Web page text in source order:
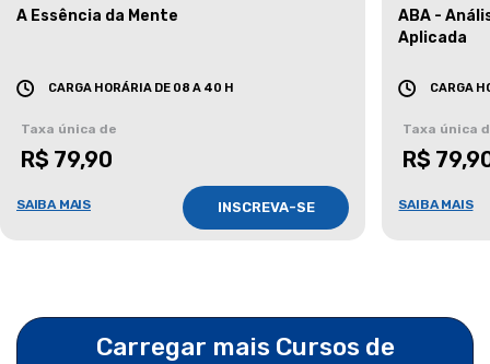
A Essência da Mente
CARGA HORÁRIA DE 08 A 40 H
Taxa única de
R$ 79,90
SAIBA MAIS INSCREVA-SE
ABA -
Aplicada
CARGA
Taxa única
R$
SAIBA MAIS
Carregar mais Cursos de